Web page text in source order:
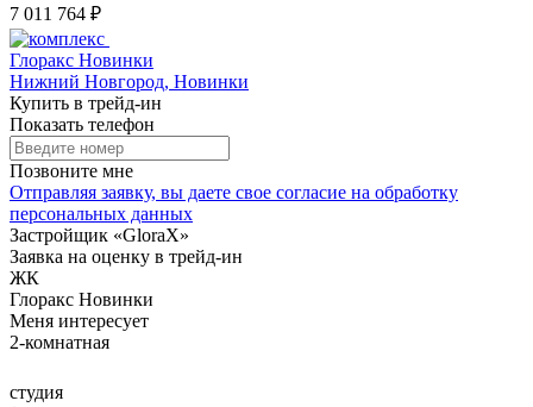
7 011 764 ₽
Глоракс Новинки
Нижний Новгород, Новинки
Купить в трейд-ин
Показать телефон
Позвоните мне
Отправляя заявку, вы даете свое согласие на обработку
персональных данных
Застройщик «GloraX»
Заявка на оценку в трейд-ин
ЖК
Глоракс Новинки
Меня интересует
2-комнатная
студия